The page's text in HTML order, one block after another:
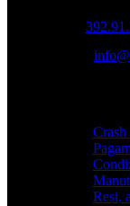
Crash
Resi,